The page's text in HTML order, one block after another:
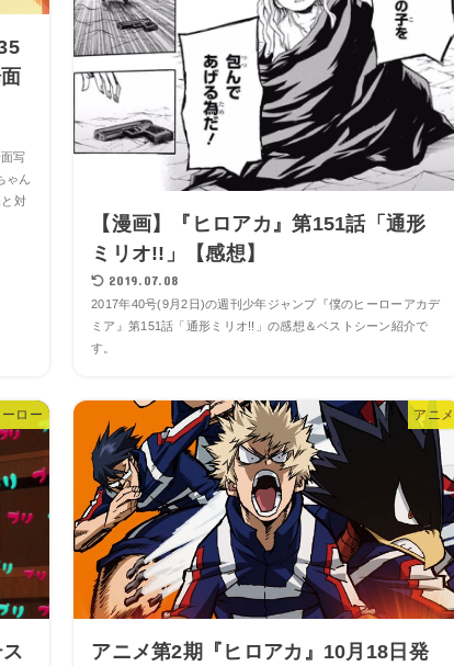
写
ゃん
対
【漫画】『ヒロアカ』第151話「通形
ミリオ!!」【感想】
2019.07.08
2017年40号(9月2日)の週刊少年ジャンプ『僕のヒーローアカデ
ミア』第151話「通形ミリオ!!」の感想＆ベストシーン紹介で
す。
ーロー アニメ
アニメ第2期『ヒロアカ』10月18日発